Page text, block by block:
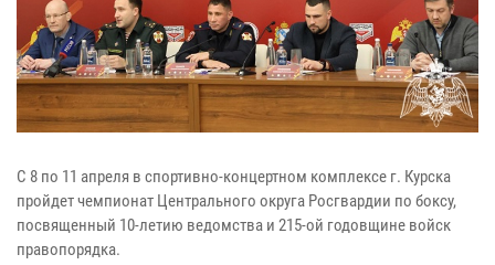
С 8 по 11 апреля в спортивно-концертном комплексе г. Курска
пройдет чемпионат Центрального округа Росгвардии по боксу,
посвященный 10-летию ведомства и 215-ой годовщине войск
правопорядка.